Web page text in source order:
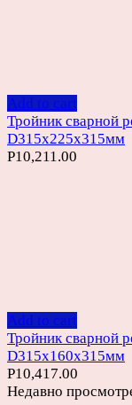
Add to cart
Тройник сварной
D315х225х315мм
Р10,211.00
Add to cart
Тройник сварной
D315х160х315мм
Р10,417.00
Недавно